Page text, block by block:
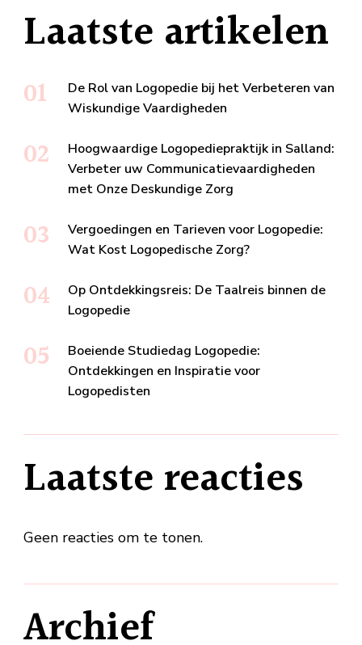
Laatste artikelen
De Rol van Logopedie bij het Verbeteren van
Wiskundige Vaardigheden
Hoogwaardige Logopediepraktijk in Salland:
Verbeter uw Communicatievaardigheden
met Onze Deskundige Zorg
Vergoedingen en Tarieven voor Logopedie:
Wat Kost Logopedische Zorg?
Op Ontdekkingsreis: De Taalreis binnen de
Logopedie
Boeiende Studiedag Logopedie:
Ontdekkingen en Inspiratie voor
Logopedisten
Laatste reacties
Geen reacties om te tonen.
Archief